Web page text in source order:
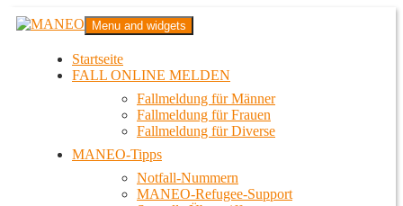
Zum
InhaltMANEO
Das schwule Anti-Gewalt-Projekt in Berlin
Menu and widgets
Startseite
FALL ONLINE MELDEN
Fallmeldung für Männer
Fallmeldung für Frauen
Fallmeldung für Diverse
MANEO-Tipps
Notfall-Nummern
MANEO-Refugee-Support